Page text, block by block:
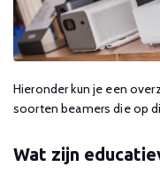
Hieronder kun je een
soorten beamers die op
Wat zijn